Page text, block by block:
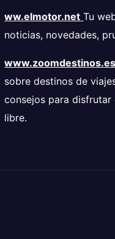
ww.elmotor.net Tu
noticias, novedades,
www.zoomdestinos.es
sobre destinos de
consejos para
libre.